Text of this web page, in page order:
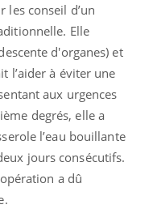
les conseil d’un
Elle
d'organes) et
l’aider à éviter une
aux urgences
degrés, elle a
l’eau bouillante
jours consécutifs.
a dû